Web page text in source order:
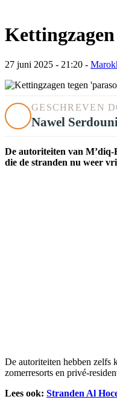
27 juni 2025 - 21:20 -
GESCHREVEN
Nawel Serdouni
De autoriteiten van M’diq-
die de stranden nu weer
De autoriteiten hebben zelfs
zomerresorts en privé-
Lees ook: Stranden Al